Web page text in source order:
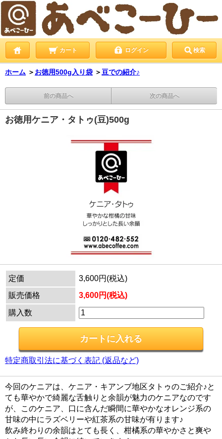
カート ログイン 検索
ホーム ＞ お徳用500g入り袋 ＞ 豆での紹介♪
前の商品へ 次の商品へ
お徳用ケニア・タトゥ(豆)500g
定価
3,600円(税込)
販売価格
3,600円(税込)
購入数
特定商取引法に基づく表記 (返品など)
今回のケニアは、ケニア・キアンブ地区タトゥのご紹介♪と
ても華やかで綺麗な舌触りと余韻が魅力のケニアなのです
が、このケニア、口に含んだ瞬間に華やかなオレンジ系の
甘味の中にラズベリーや紅茶系の甘味が有ります♪
飲み終わりの余韻はとても長く、柑橘系の華やかさと爽や